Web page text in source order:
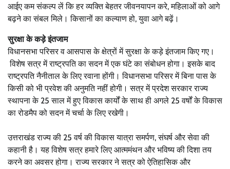
आईए कम संकल्प लें कि हर व्यक्ति बेहतर जीवनयापन करे, महिलाओं को आगे
बढ़ने का संबल मिले। किसानों का कल्याण हो, युवा आगे बढ़ें।
सुरक्षा के कड़े इंतजाम
विधानसभा परिसर व आसपास के क्षेत्रों में सुरक्षा के कड़े इंतजाम किए गए।
विशेष सत्र में राष्ट्रपति का सदन में एक घंटे का संबोधन होगा। इसके बाद
राष्ट्रपति नैनीताल के लिए रवाना होंगी। विधानसभा परिसर में बिना पास के
किसी को भी प्रवेश की अनुमति नहीं होगी। सत्र में प्रदेश सरकार राज्य
स्थापना के 25 साल में हुए विकास कार्यों के साथ ही अगले 25 वर्षों के विकास
का रोडमैप को सदन में चर्चा के लिए रखेगी।
उत्तराखंड राज्य की 25 वर्ष की विकास यात्रा समर्पण, संघर्ष और सेवा की
कहानी है। यह विशेष सत्र हमारे लिए आत्ममंथन और भविष्य की दिशा तय
करने का अवसर होगा। राज्य सरकार ने सत्र को ऐतिहासिक और